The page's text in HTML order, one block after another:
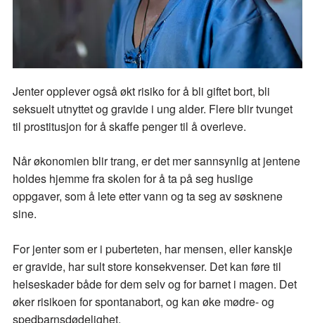
Jenter opplever også økt risiko for å bli giftet bort, bli
seksuelt utnyttet og gravide i ung alder. Flere blir tvunget
til prostitusjon for å skaffe penger til å overleve.
Når økonomien blir trang, er det mer sannsynlig at jentene
holdes hjemme fra skolen for å ta på seg huslige
oppgaver, som å lete etter vann og ta seg av søsknene
sine.
For jenter som er i puberteten, har mensen, eller kanskje
er gravide, har sult store konsekvenser. Det kan føre til
helseskader både for dem selv og for barnet i magen. Det
øker risikoen for spontanabort, og kan øke mødre- og
spedbarnsdødelighet.